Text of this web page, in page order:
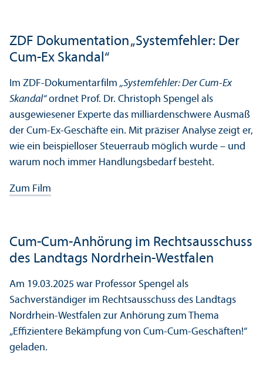
ZDF Dokumentation „Systemfehler: Der
Cum-Ex Skandal“
Im ZDF-Dokumentarfilm„Systemfehler: Der Cum-Ex
Skandal“ordnet Prof. Dr. Christoph Spengel als
ausgewiesener Experte das milliardenschwere Ausmaß
der Cum-Ex-Geschäfte ein. Mit präziser Analyse zeigt er,
wie ein beispielloser Steuerraub möglich wurde – und
warum noch immer Handlungs­bedarf besteht.
Zum Film
Cum-Cum-Anhörung im Rechts­ausschuss
des Landtags Nordrhein-Westfalen
Am 19.03.2025 war Professor Spengel als
Sachverständiger im Rechts­ausschuss des Landtags
Nordrhein-Westfalen zur Anhörung zum Thema
„Effizientere Bekämpfung von Cum-Cum-Geschäften!“
geladen.